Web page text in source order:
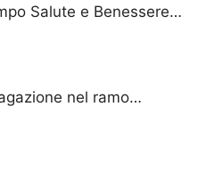
Salute e Benessere…
nel ramo…